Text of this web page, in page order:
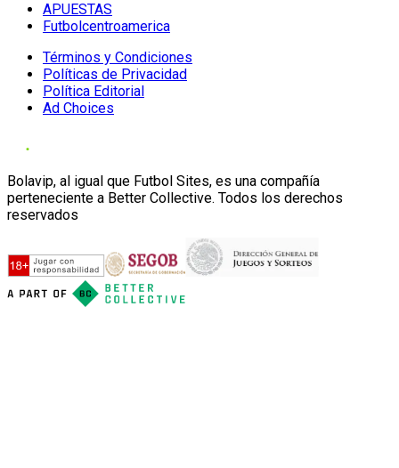
APUESTAS
Futbolcentroamerica
Términos y Condiciones
Políticas de Privacidad
Política Editorial
Ad Choices
Bolavip, al igual que Futbol Sites, es una compañía
perteneciente a Better Collective. Todos los derechos
reservados